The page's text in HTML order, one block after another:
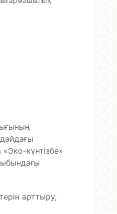
күнтізбе»
арттыру,